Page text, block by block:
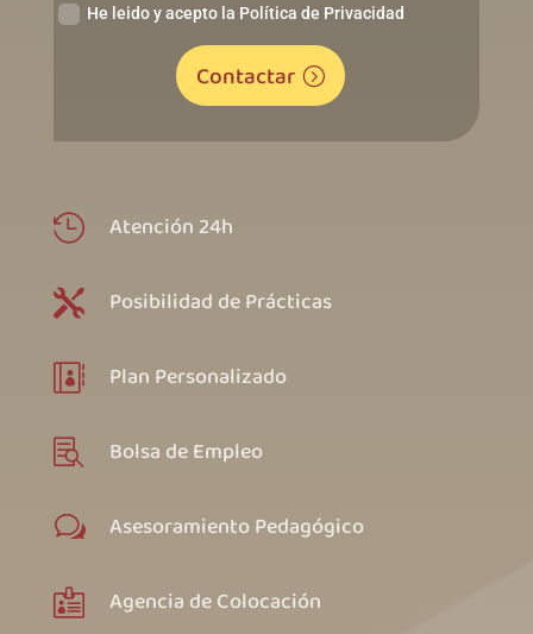
He leido y acepto la Política de Privacidad
Contactar
 Atención 24h
 Posibilidad de Prácticas
 Plan Personalizado
 Bolsa de Empleo
w Asesoramiento Pedagógico
 Agencia de Colocación